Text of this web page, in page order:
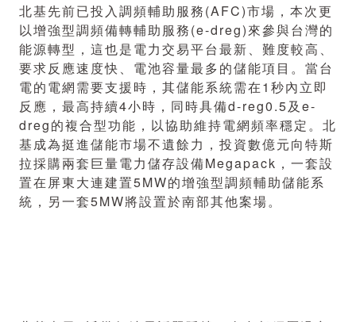
北基先前已投入調頻輔助服務(AFC)市場，本次更
以增強型調頻備轉輔助服務(e-dreg)來參與台灣的
能源轉型，這也是電力交易平台最新、難度較高、
要求反應速度快、電池容量最多的儲能項目。當台
電的電網需要支援時，其儲能系統需在1秒內立即
反應，最高持續4小時，同時具備d-reg0.5及e-
dreg的複合型功能，以協助維持電網頻率穩定。北
基成為挺進儲能市場不遺餘力，投資數億元向特斯
拉採購兩套巨量電力儲存設備Megapack，一套設
置在屏東大連建置5MW的增強型調頻輔助儲能系
統，另一套5MW將設置於南部其他案場。